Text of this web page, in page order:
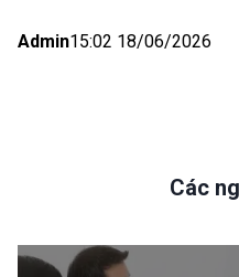
Admin15:02 18/06/2026
Các